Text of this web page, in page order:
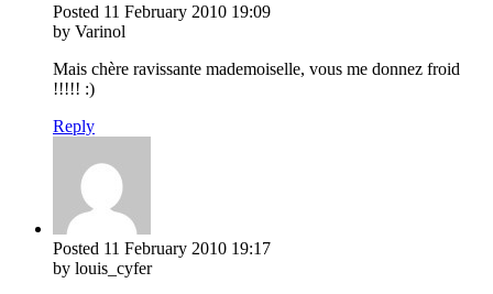
Posted 11 February 2010 19:09
by Varinol
Mais chère ravissante mademoiselle, vous me donnez froid
!!!!! :)
Reply
Posted 11 February 2010 19:17
by louis_cyfer